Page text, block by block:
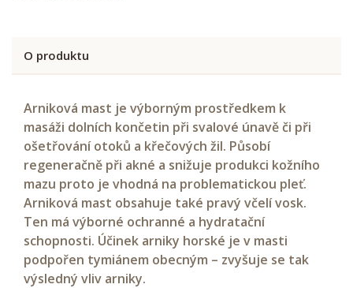
O produktu
Arniková mast je výborným prostředkem k
masáži dolních končetin při svalové únavě či při
ošetřování otoků a křečových žil. Působí
regeneračně při akné a snižuje produkci kožního
mazu proto je vhodná na problematickou pleť.
Arniková mast obsahuje také pravý včelí vosk.
Ten má výborné ochranné a hydratační
schopnosti. Účinek arniky horské je v masti
podpořen tymiánem obecným – zvyšuje se tak
výsledný vliv arniky.